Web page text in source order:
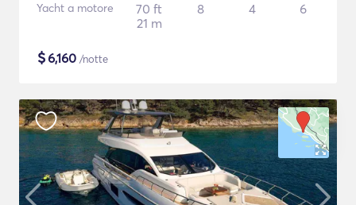
Yacht a motore
70 ft
21 m
8 4 6
$6,160 /notte